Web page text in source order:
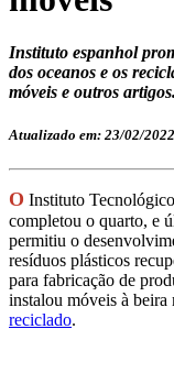
Instituto espanhol
dos oceanos e os
móveis e outros artigos.
Atualizado em: 23/02/2022
O Instituto
completou o quarto, e
permitiu o
resíduos plásticos
para fabricação de
instalou móveis à
reciclado.